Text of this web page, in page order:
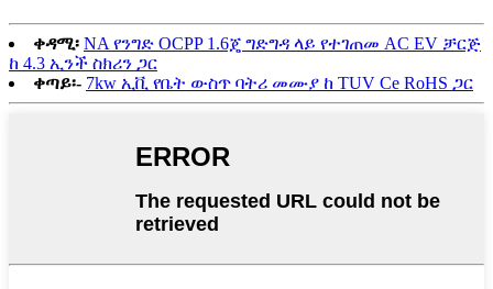
ቀዳሚ፡ NA የንግድ OCPP 1.6ጄ ግድግዳ ላይ የተገጠመ AC EV ቻርጅ
ከ 4.3 ኢንች ስክሪን ጋር
ቀጣይ፡- 7kw ኢቪ የቤት ውስጥ ባትሪ መሙያ ከ TUV Ce RoHS ጋር